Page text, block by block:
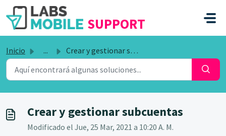
SALTAR AL CONTENIDO PRINCIPAL
SUPPORT
Inicio ... Crear y gestionar subcuentas
Crear y gestionar subcuentas
Modificado el Jue, 25 Mar, 2021 a 10:20 A. M.